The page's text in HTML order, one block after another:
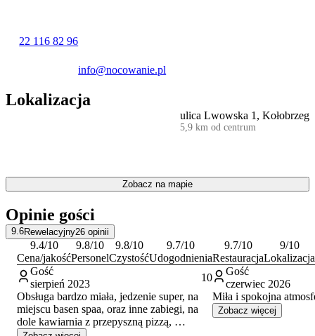
kuchni polskiej, a także kawiarnia. Do dyspozycji gości oddano
takie jak zabawki dla dzieci, a także posiada zaplecze biznesowe.
Na miejscu funkcjonuje
wypożyczalnia rowerów
zwiedzanie okolicy. Hotel akceptuje pobyt ze zwierzętami
domowymi.
Goście w swoich opiniach szczególnie wysoko oceniają czystość
Hotel położony jest w zacisznej części Kołobrzegu, co zapewnia
spokojny wypoczynek. Taka lokalizacja stanowi jednocześnie dobrą
obiektu znajdują się najważniejsze atrakcje miasta, takie jak
historyczna Latarnia Morska oraz Port. Warto również odwiedzić
Kołobrzeski Skansen Morski i przespacerować się nadmorską
promenadą.
22 116 82 96
info@nocowanie.pl
Lokalizacja
ulica Lwowska 1, Kołobrzeg
5,9 km od centrum
Zobacz na mapie
Opinie gości
9.6Rewelacyjny26 opinii
9.4/10
Cena/jakość
9.8/10
Personel
9.8/10
Czystość
9.7/10
Udogodnienia
9.7/10
Restauracja
9/10
Lokalizacja
Gość
sierpień 2023
10
Obsługa bardzo miała, jedzenie super, na
miejscu basen spaa, oraz inne zabiegi, na
dole kawiarnia z przepyszną pizzą,
Gość
czerwiec 2026
Miła i spokojna
Zobacz więcej